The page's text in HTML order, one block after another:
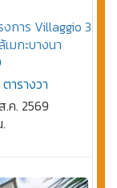
งการ Villaggio 3
มกะบางนา
ารางวา
.ค. 2569